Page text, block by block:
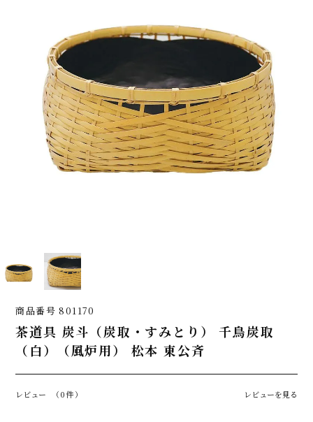
商品番号 801170
茶道具 炭斗（炭取・すみとり） 千鳥炭取
（白）（風炉用） 松本 東公斉
レビュー （0件） レビューを見る